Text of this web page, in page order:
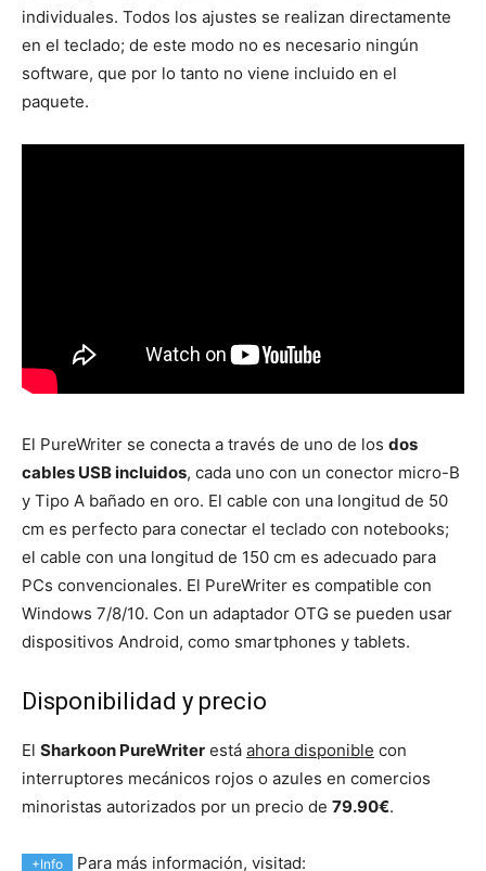
individuales. Todos los ajustes se realizan directamente
en el teclado; de este modo no es necesario ningún
software, que por lo tanto no viene incluido en el
paquete.
El PureWriter se conecta a través de uno de los dos
cables USB incluidos, cada uno con un conector micro-B
y Tipo A bañado en oro. El cable con una longitud de 50
cm es perfecto para conectar el teclado con notebooks;
el cable con una longitud de 150 cm es adecuado para
PCs convencionales. El PureWriter es compatible con
Windows 7/8/10. Con un adaptador OTG se pueden usar
dispositivos Android, como smartphones y tablets.
Disponibilidad y precio
El Sharkoon PureWriter está ahora disponible con
interruptores mecánicos rojos o azules en comercios
minoristas autorizados por un precio de 79.90€.
+Info Para más información, visitad: